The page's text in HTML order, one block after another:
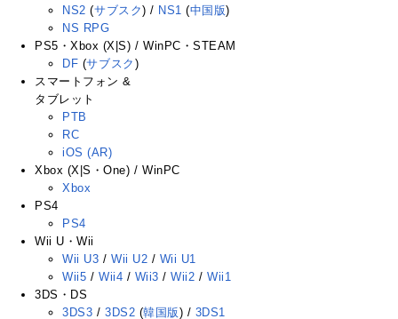
NS2 (サブスク) / NS1 (中国版)
NS RPG
PS5・Xbox (X|S) / WinPC・STEAM
DF (サブスク )
スマートフォン &
タブレット
PTB
RC
iOS (AR)
Xbox (X|S・One) / WinPC
Xbox
PS4
PS4
Wii U・Wii
Wii U3 /Wii U2 / Wii U1
Wii5 /Wii4 / Wii3 /Wii2 / Wii1
3DS・DS
3DS3 /3DS2 (韓国版) / 3DS1